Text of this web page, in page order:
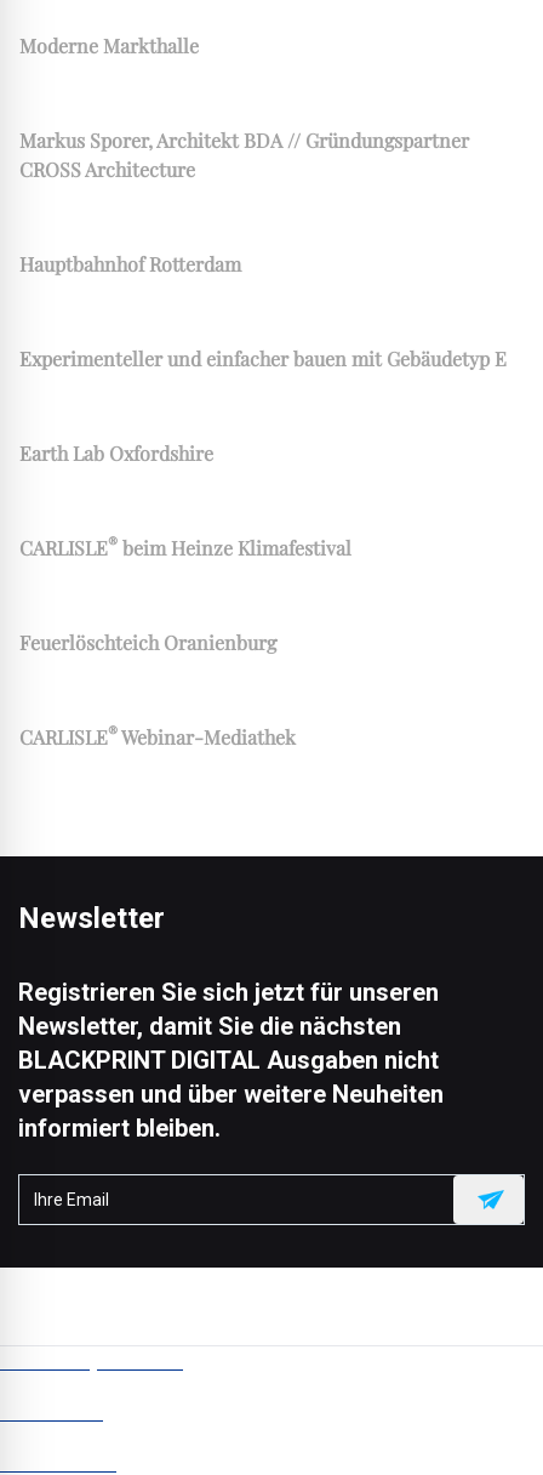
Moderne Markthalle
Markus Sporer, Architekt BDA // Gründungspartner
CROSS Architecture
Hauptbahnhof Rotterdam
Experimenteller und einfacher bauen mit Gebäudetyp E
Earth Lab Oxfordshire
CARLISLE® beim Heinze Klimafestival
Feuerlöschteich Oranienburg
CARLISLE®Webinar-Mediathek
Newsletter
Registrieren Sie sich jetzt für unseren
Newsletter, damit Sie die nächsten
BLACKPRINT DIGITAL Ausgaben nicht
verpassen und über weitere Neuheiten
informiert bleiben.